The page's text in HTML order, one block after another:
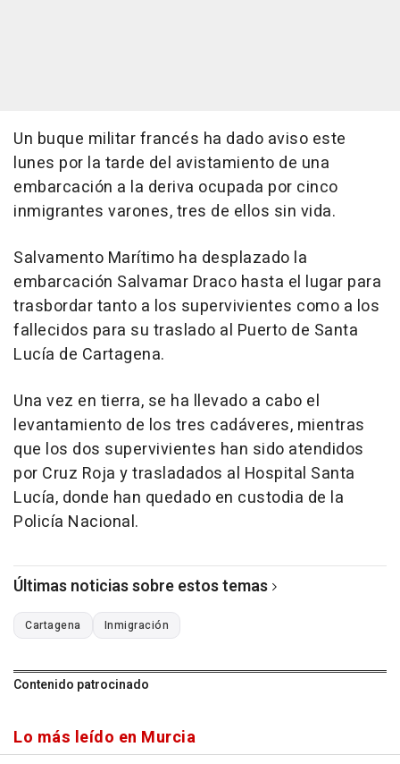
Un buque militar francés ha dado aviso este
lunes por la tarde del avistamiento de una
embarcación a la deriva ocupada por cinco
inmigrantes varones, tres de ellos sin vida.
Salvamento Marítimo ha desplazado la
embarcación Salvamar Draco hasta el lugar para
trasbordar tanto a los supervivientes como a los
fallecidos para su traslado al Puerto de Santa
Lucía de Cartagena.
Una vez en tierra, se ha llevado a cabo el
levantamiento de los tres cadáveres, mientras
que los dos supervivientes han sido atendidos
por Cruz Roja y trasladados al Hospital Santa
Lucía, donde han quedado en custodia de la
Policía Nacional.
Últimas noticias sobre estos temas
Cartagena Inmigración
Contenido patrocinado
Lo más leído en Murcia